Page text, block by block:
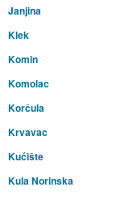
Janjina
Klek
Komin
Komolac
Korčula
Krvavac
Kućište
Kula Norinska